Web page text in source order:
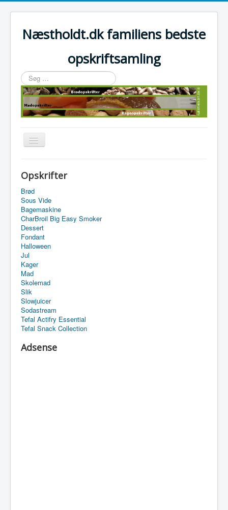
Næstholdt.dk familiens bedste
opskriftsamling
Søg
…
Skift
navigation
Tefal Actifry Essential
Opskrifter
Brød
Sous Vide
Bagemaskine
CharBroil Big Easy Smoker
Dessert
Fondant
Halloween
Jul
Kager
Mad
Skolemad
Slik
Slowjuicer
Sodastream
Tefal Actifry Essential
Tefal Snack Collection
Adsense